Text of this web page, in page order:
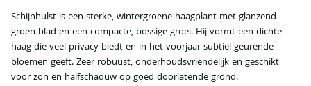
Schijnhulst is een sterke, wintergroene haagplant met glanzend
groen blad en een compacte, bossige groei. Hij vormt een dichte
haag die veel privacy biedt en in het voorjaar subtiel geurende
bloemen geeft. Zeer robuust, onderhoudsvriendelijk en geschikt
voor zon en halfschaduw op goed doorlatende grond.